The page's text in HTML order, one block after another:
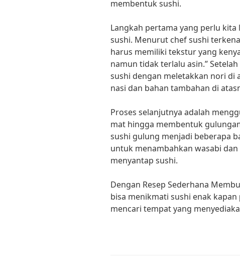
membentuk sushi.
Langkah pertama yang perlu
sushi. Menurut chef sushi
harus memiliki tekstur yang
namun tidak terlalu asin.”
sushi dengan meletakkan nori di
nasi dan bahan tambahan di
Proses selanjutnya adalah
mat hingga membentuk
sushi gulung menjadi beberapa
untuk menambahkan wasabi
menyantap sushi.
Dengan Resep Sederhana
bisa menikmati sushi enak
mencari tempat yang